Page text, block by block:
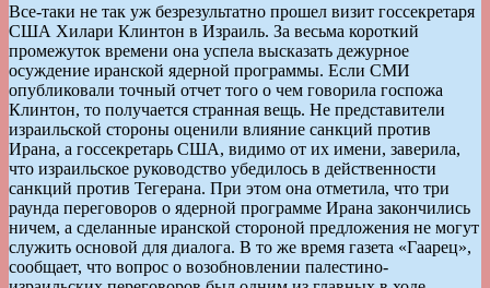
Все-таки не так уж безрезультатно прошел визит госсекретаря
США Хилари Клинтон в Израиль. За весьма короткий
промежуток времени она успела высказать дежурное
осуждение иранской ядерной программы. Если СМИ
опубликовали точный отчет того о чем говорила госпожа
Клинтон, то получается странная вещь. Не представители
израильской стороны оценили влияние санкций против
Ирана, а госсекретарь США, видимо от их имени, заверила,
что израильское руководство убедилось в действенности
санкций против Тегерана. При этом она отметила, что три
раунда переговоров о ядерной программе Ирана закончились
ничем, а сделанные иранской стороной предложения не могут
служить основой для диалога. В то же время газета «Гаарец»,
сообщает, что вопрос о возобновлении палестино-